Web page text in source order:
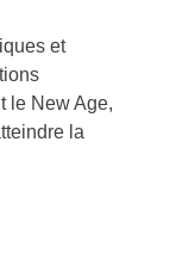
et
le New Age,
la